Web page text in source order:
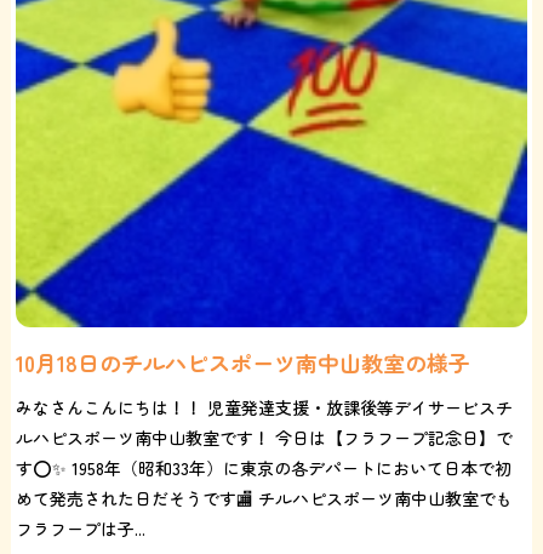
10月18日のチルハピスポーツ南中山教室の様子
みなさんこんにちは！！ 児童発達支援・放課後等デイサービスチ
ルハピスポーツ南中山教室です！ 今日は【フラフープ記念日】で
す⭕️✨ 1958年（昭和33年）に東京の各デパートにおいて日本で初
めて発売された日だそうです🏬 チルハピスポーツ南中山教室でも
フラフープは子...